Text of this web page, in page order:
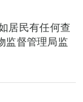
居民有任何查
监督管理局监